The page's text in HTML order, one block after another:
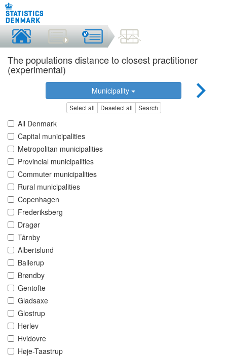
The populations distance to closest practitioner
(experimental)
Municipality
Select all Deselect all Search
All Denmark
Capital municipalities
Metropolitan municipalities
Provincial municipalities
Commuter municipalities
Rural municipalities
Copenhagen
Frederiksberg
Dragør
Tårnby
Albertslund
Ballerup
Brøndby
Gentofte
Gladsaxe
Glostrup
Herlev
Hvidovre
Høje-Taastrup